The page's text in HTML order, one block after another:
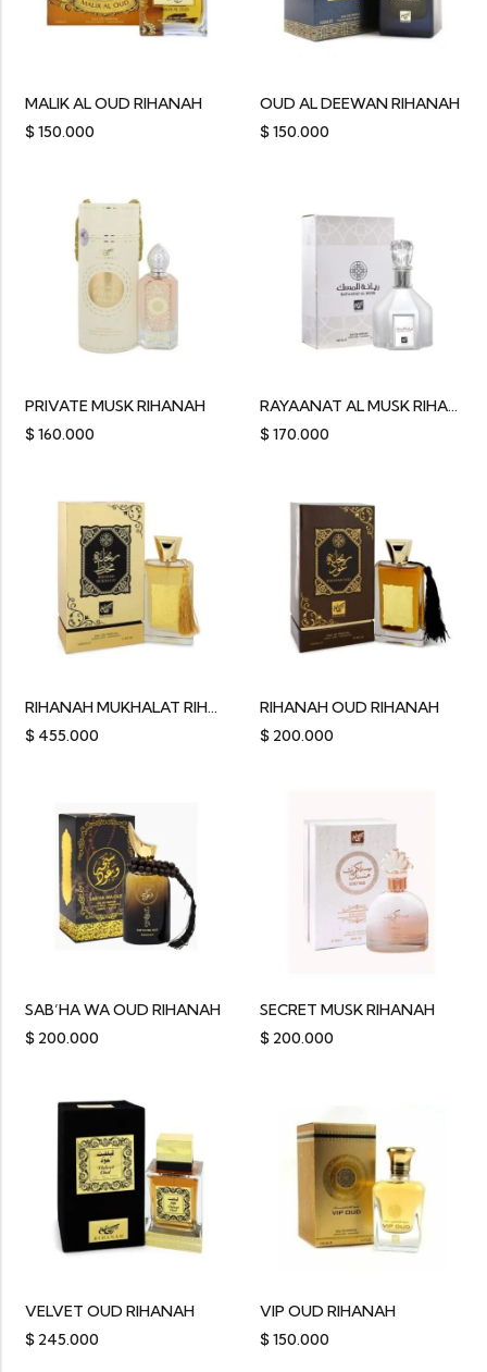
MALIK AL OUD RIHANAH
$150.000
OUD AL DEEWAN RIHANAH
$150.000
PRIVATE MUSK RIHANAH
$160.000
RAYAANAT AL MUSK RIHANAH
$170.000
RIHANAH MUKHALAT RIHANAH
$455.000
RIHANAH OUD RIHANAH
$ 200.000
SAB’HA WA OUD RIHANAH
$200.000
SECRET MUSK RIHANAH
$ 200.000
VELVET OUD RIHANAH
$245.000
VIP OUD RIHANAH
$150.000